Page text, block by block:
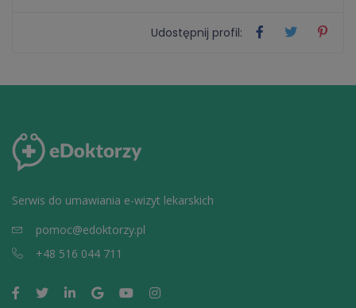
Udostępnij profil:
Serwis do umawiania e-wizyt lekarskich
pomoc@edoktorzy.pl
+48 516 044 711